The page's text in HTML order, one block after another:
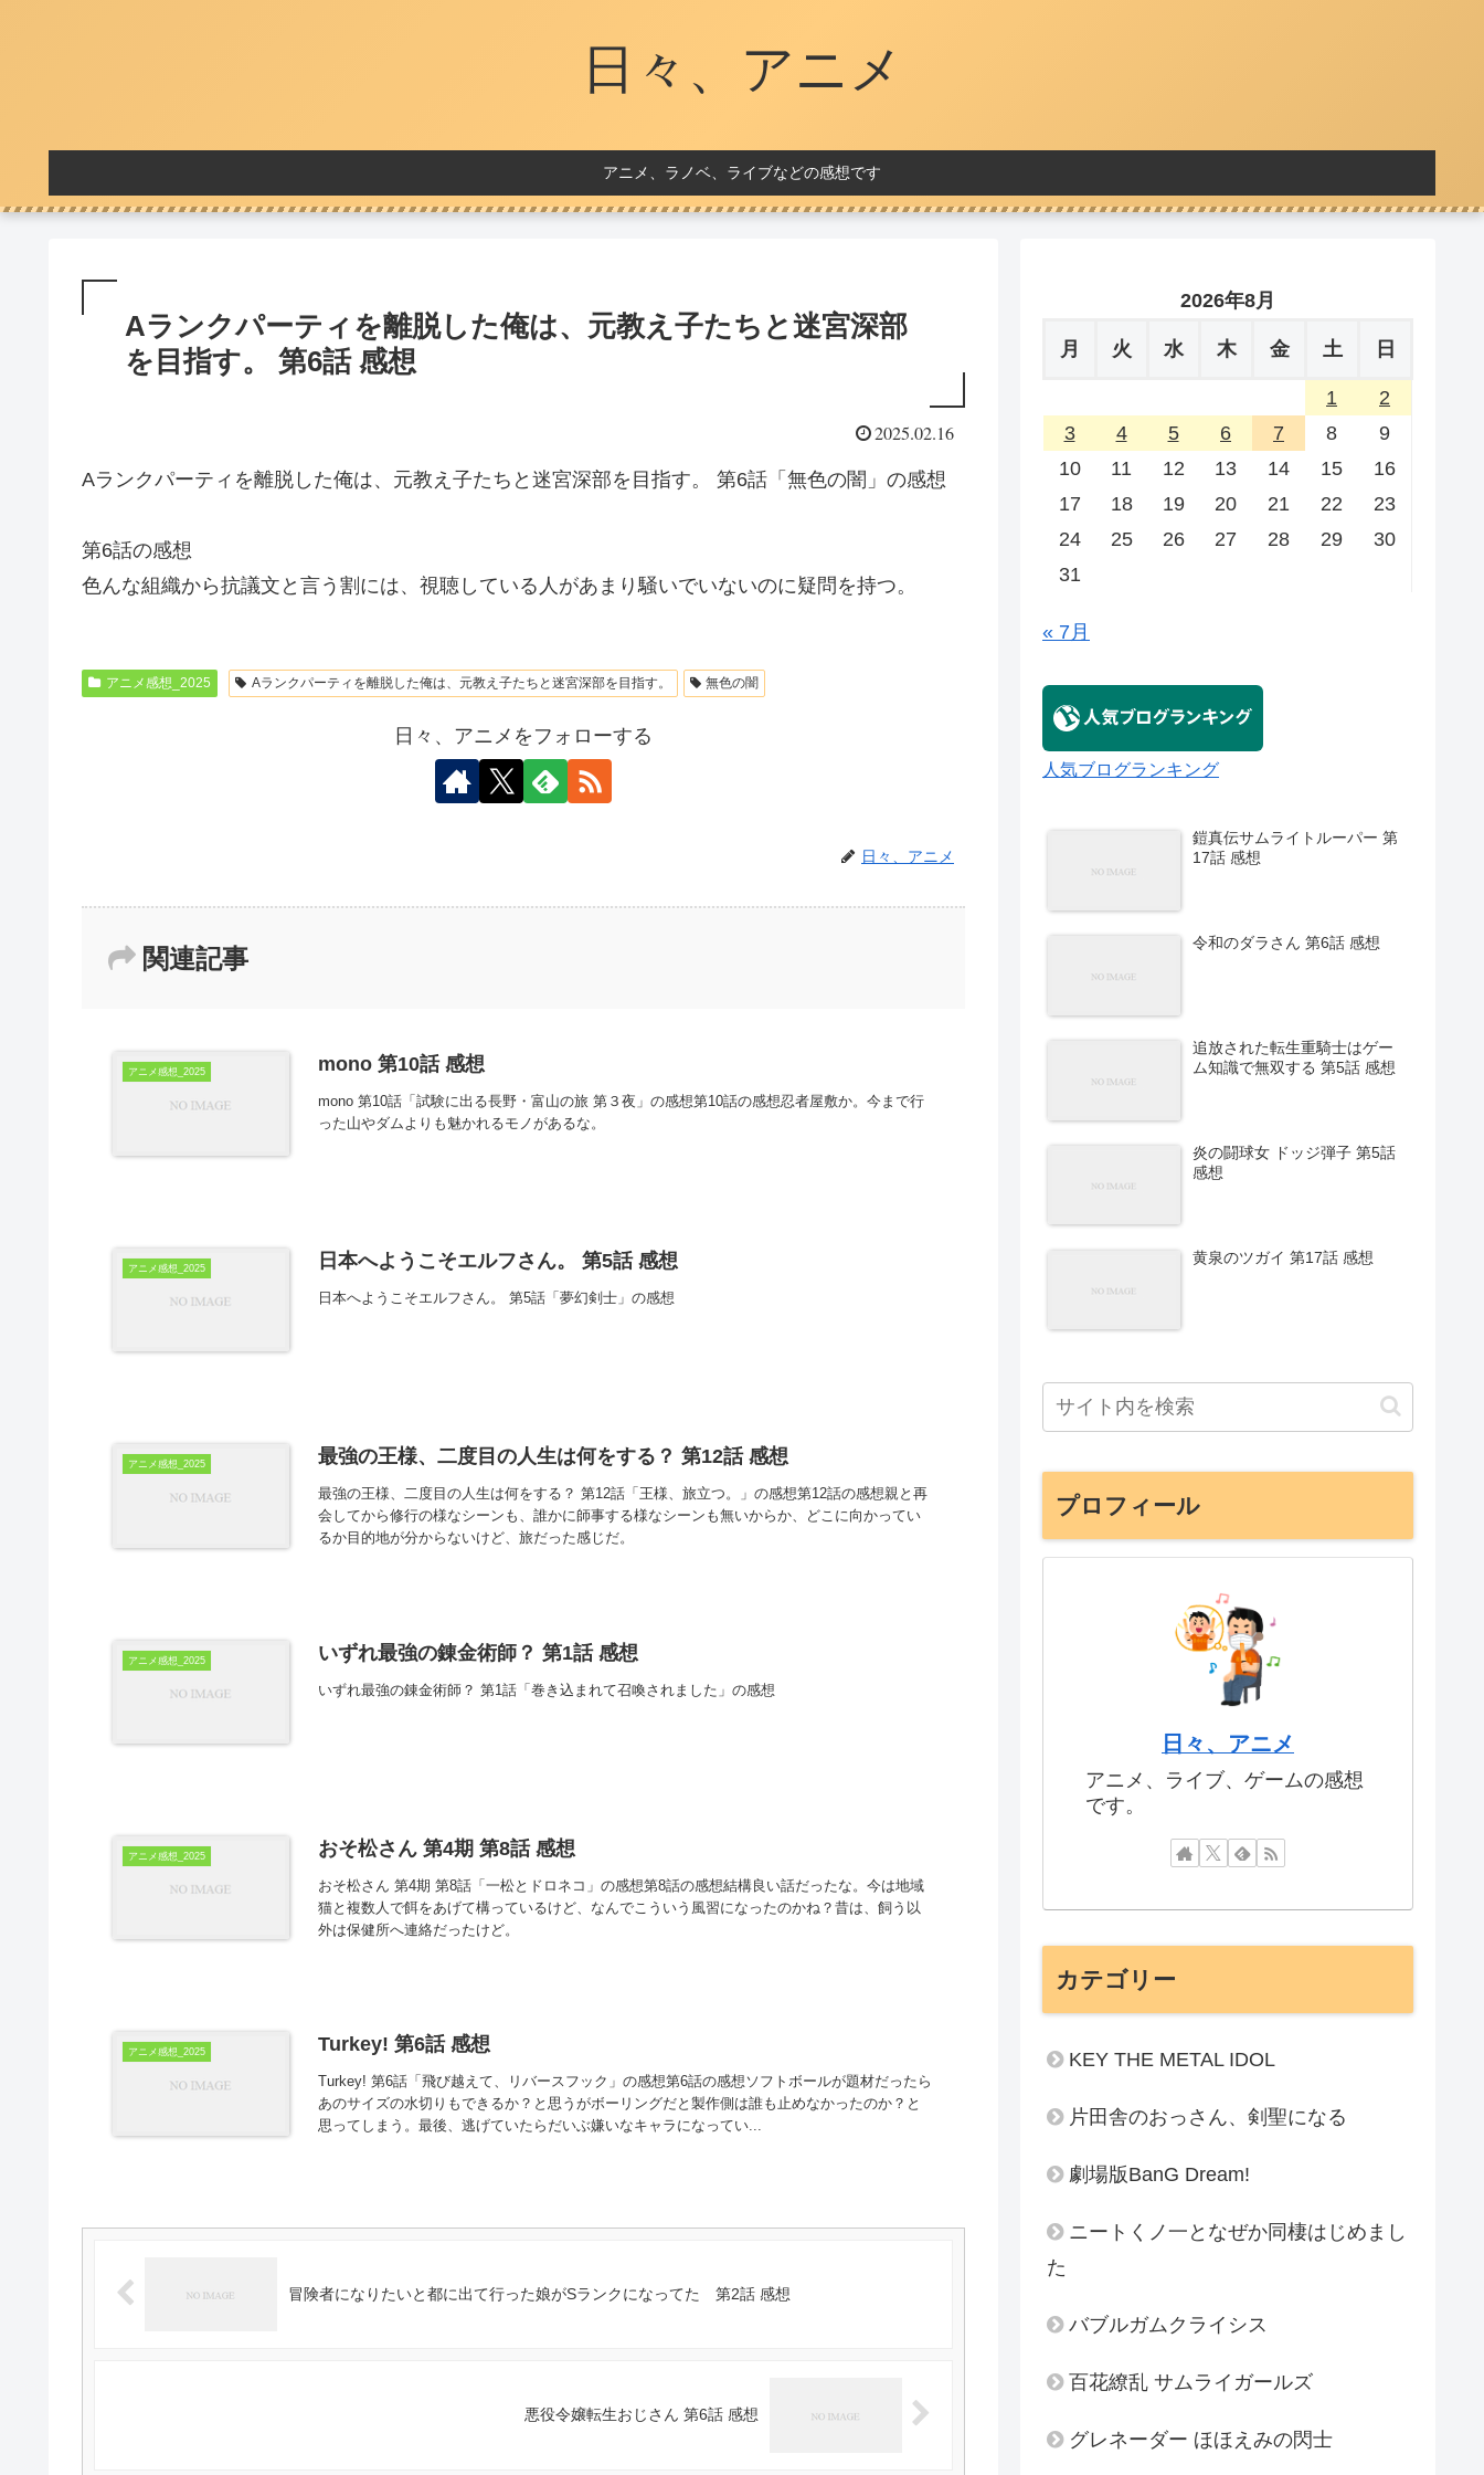
日々、アニメ
アニメ、ラノベ、ライブなどの感想です
Aランクパーティを離脱した俺は、元教え子たちと迷宮深部
を目指す。 第6話 感想
2025.02.16
Aランクパーティを離脱した俺は、元教え子たちと迷宮深部を目指す。 第6話「無色の闇」の感想
第6話の感想
色んな組織から抗議文と言う割には、視聴している人があまり騒いでいないのに疑問を持つ。
アニメ感想_2025 Aランクパーティを離脱した俺は、元教え子たちと迷宮深部を目指す。 無色の闇
日々、アニメをフォローする
日々、アニメ
関連記事
アニメ感想_2025 mono 第10話 感想
mono 第10話「試験に出る長野・富山の旅 第３夜」の感想第10話の感想忍者屋敷か。今まで行
った山やダムよりも魅かれるモノがあるな。
アニメ感想_2025 日本へようこそエルフさん。 第5話 感想
日本へようこそエルフさん。 第5話「夢幻剣士」の感想
アニメ感想_2025 最強の王様、二度目の人生は何をする？ 第12話 感想
最強の王様、二度目の人生は何をする？ 第12話「王様、旅立つ。」の感想第12話の感想親と再
会してから修行の様なシーンも、誰かに師事する様なシーンも無いからか、どこに向かってい
るか目的地が分からないけど、旅だった感じだ。
アニメ感想_2025 いずれ最強の錬金術師？ 第1話 感想
いずれ最強の錬金術師？ 第1話「巻き込まれて召喚されました」の感想
アニメ感想_2025 おそ松さん 第4期 第8話 感想
おそ松さん 第4期 第8話「一松とドロネコ」の感想第8話の感想結構良い話だったな。今は地域
猫と複数人で餌をあげて構っているけど、なんでこういう風習になったのかね？昔は、飼う以
外は保健所へ連絡だったけど。
アニメ感想_2025 Turkey! 第6話 感想
Turkey! 第6話「飛び越えて、リバースフック」の感想第6話の感想ソフトボールが題材だったら
あのサイズの水切りもできるか？と思うがボーリングだと製作側は誰も止めなかったのか？と
思ってしまう。最後、逃げていたらだいぶ嫌いなキャラになってい...
冒険者になりたいと都に出て行った娘がSランクになってた 第2話 感想
悪役令嬢転生おじさん 第6話 感想
2026年8月
月 火 水 木 金 土 日
1
2
3
4 5 6 7 8
9
10
11 12 13 14 15
16
17
18 19 20 21 22
23
24
25 26 27 28 29
30
31
« 7月
人気ブログランキング
鎧真伝サムライトルーパー 第
17話 感想
令和のダラさん 第6話 感想
追放された転生重騎士はゲー
ム知識で無双する 第5話 感想
炎の闘球女 ドッジ弾子 第5話
感想
黄泉のツガイ 第17話 感想
プロフィール
日々、アニメ
アニメ、ライブ、ゲームの感想
です。
カテゴリー
KEY THE METAL IDOL
片田舎のおっさん、剣聖になる
劇場版BanG Dream!
ニートくノ一となぜか同棲はじめまし
た
バブルガムクライシス
百花繚乱 サムライガールズ
グレネーダー ほほえみの閃士